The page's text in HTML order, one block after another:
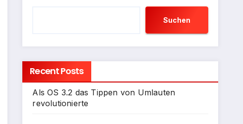
Suchen
Recent Posts
Als OS 3.2 das Tippen von Umlauten
revolutionierte